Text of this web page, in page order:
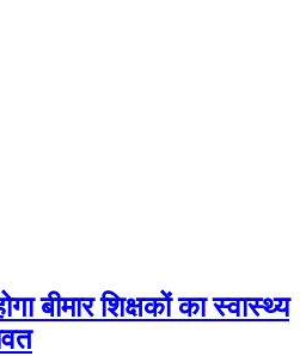
बीमार शिक्षकों का स्वास्थ्य